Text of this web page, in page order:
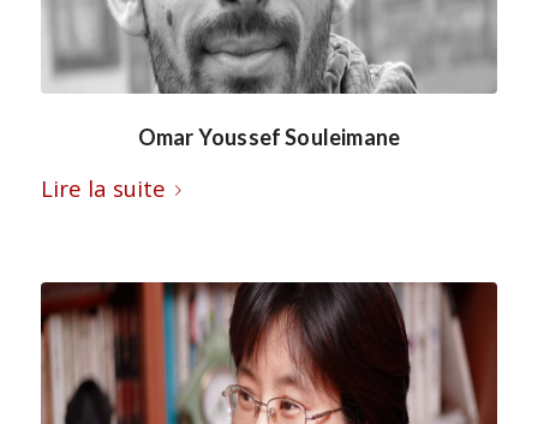
Omar Youssef Souleimane
Lire la suite